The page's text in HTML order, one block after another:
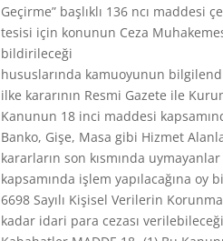
Geçirme” başlıklı 136 ncı
tesisi için konunun Ceza
bildirileceği
hususlarında kamuoyunun
ilke kararının Resmi Gazete ile
Kanunun 18 inci maddesi
Banko, Gişe, Masa gibi Hizmet
kararların son kısmında
kapsamında işlem yapılacağına
6698 Sayılı Kişisel Verilerin
kadar idari para cezası